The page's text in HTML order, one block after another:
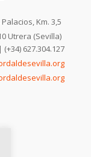
Km. 3,5
Utrera (Sevilla)
627.304.127